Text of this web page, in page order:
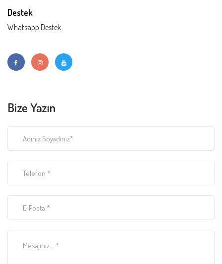
Destek
Whatsapp Destek
Bize Yazın